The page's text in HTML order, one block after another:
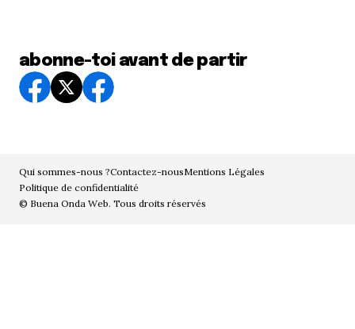
abonne-toi avant de partir
Qui sommes-nous ?Contactez-nousMentions Légales
Politique de confidentialité
© Buena Onda Web. Tous droits réservés